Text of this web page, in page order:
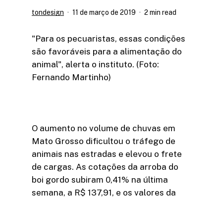
tondesign 11 de março de 2019 2 min read
"Para os pecuaristas, essas condições
são favoráveis para a alimentação do
animal", alerta o instituto. (Foto:
Fernando Martinho)
O aumento no volume de chuvas em
Mato Grosso dificultou o tráfego de
animais nas estradas e elevou o frete
de cargas. As cotações da arroba do
boi gordo subiram 0,41% na última
semana, a R$ 137,91, e os valores da